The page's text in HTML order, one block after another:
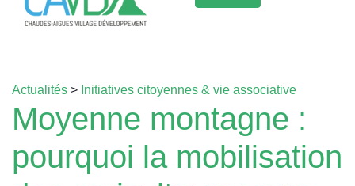
Actualités > Initiatives citoyennes & vie associative
Moyenne montagne :
pourquoi la mobilisation